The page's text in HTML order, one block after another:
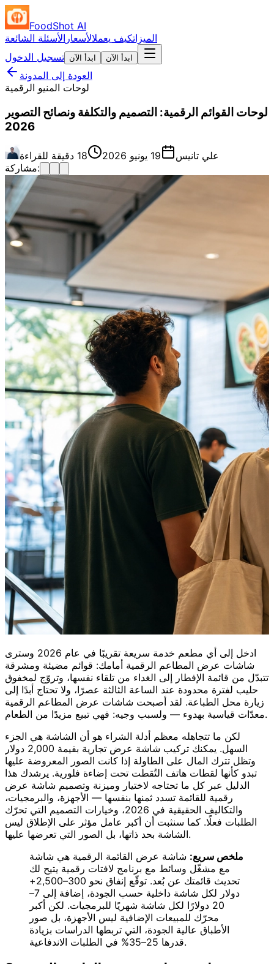
FoodShot AI
الميزاتكيف يعملالأسعار الأسئلة الشائعة
تسجيل الدخول ابدأ الآن ابدأ الآن
العودة إلى المدونة
لوحات المنيو الرقمية
لوحات القوائم الرقمية: التصميم والتكلفة ونصائح التصوير
2026
علي تانيس 19 يونيو 2026
18 دقيقة للقراءة
مشاركة:
ادخل إلى أي مطعم خدمة سريعة تقريبًا في عام 2026 وسترى
شاشات عرض المطاعم الرقمية أمامك: قوائم مضيئة ومشرقة
تتبدّل من قائمة الإفطار إلى الغداء من تلقاء نفسها، وتروّج لمخفوق
حليب لفترة محدودة عند الساعة الثالثة عصرًا، ولا تحتاج أبدًا إلى
زيارة محل الطباعة. لقد أصبحت شاشات عرض المطاعم الرقمية
معدّات قياسية بهدوء — ولسبب وجيه: فهي تبيع مزيدًا من الطعام.
لكن ما تتجاهله معظم أدلة الشراء هو أن الشاشة هي الجزء
السهل. يمكنك تركيب شاشة عرض تجارية بقيمة 2,000 دولار
وتظل تترك المال على الطاولة إذا كانت الصور المعروضة عليها
تبدو كأنها لقطات هاتف التُقطت تحت إضاءة فلورية. يرشدك هذا
الدليل عبر كل ما تحتاجه لاختيار وميزنة وتصميم شاشة عرض
رقمية للقائمة تسدد ثمنها بنفسها — الأجهزة، والبرمجيات،
والتكاليف الحقيقية في 2026، وخيارات التصميم التي تحرّك
الطلبات فعلًا. كما سنثبت أن أكبر عامل مؤثر على الإطلاق ليس
الشاشة بحد ذاتها، بل الصور التي تعرضها عليها.
ملخص سريع: شاشة عرض القائمة الرقمية هي شاشة
مع مشغّل وسائط مع برنامج لافتات رقمية يتيح لك
تحديث قائمتك عن بُعد. توقّع إنفاق نحو 300–2,500+
دولار لكل شاشة داخلية حسب الجودة، إضافة إلى 7–
20 دولارًا لكل شاشة شهريًا للبرمجيات. لكن أكبر
محرّك للمبيعات الإضافية ليس الأجهزة، بل صور
الأطباق عالية الجودة، التي تربطها الدراسات بزيادة
قدرها 25–35% في الطلبات الاندفاعية.